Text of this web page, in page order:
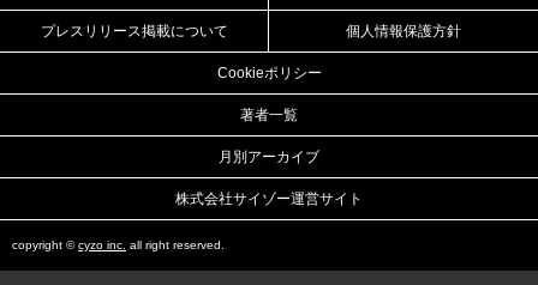
プレスリリース掲載について 個人情報保護方針
Cookieポリシー
著者一覧
月別アーカイブ
株式会社サイゾー運営サイト
copyright ©cyzo inc. all right reserved.